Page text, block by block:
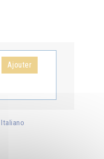
Ajouter
Italiano